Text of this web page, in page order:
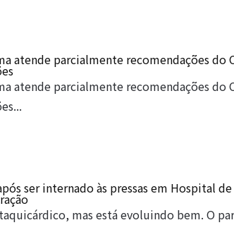
atende parcialmente recomendações do
atende parcialmente recomendações do
ser internado às pressas em Hospital
mas está evoluindo bem. O